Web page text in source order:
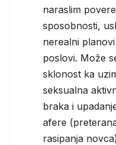
naraslim
sposobnosti,
nerealni
poslovi. Može
sklonost ka
seksualna
braka i
afere
rasipanja